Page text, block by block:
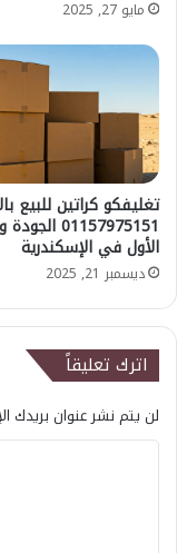
مايو 27, 2025
تغليفكو كراتين للبيع
01157975151
الأول في الإسكندرية
ديسمبر 21, 2025
اترك تعليقاً
لن يتم نشر عنوان بريدك